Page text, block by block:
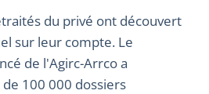
du privé ont découvert
sur leur compte. Le
de l'Agirc-Arrco a
100 000 dossiers